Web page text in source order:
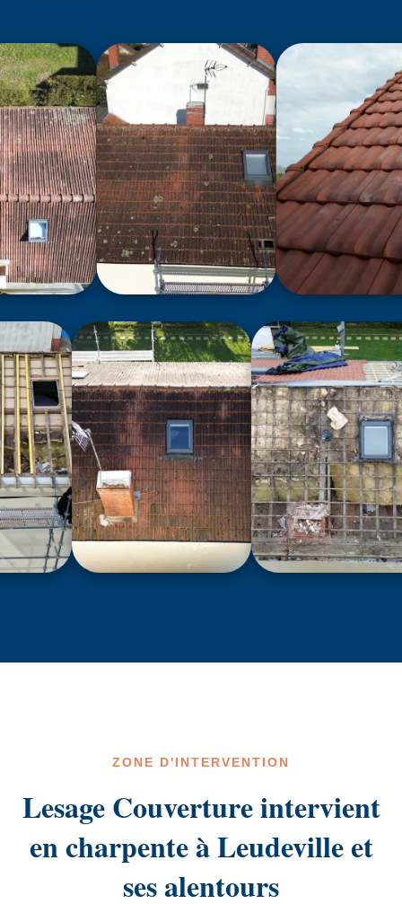
ZONE D'INTERVENTION
Lesage Couverture intervient
en charpente à Leudeville et
ses alentours